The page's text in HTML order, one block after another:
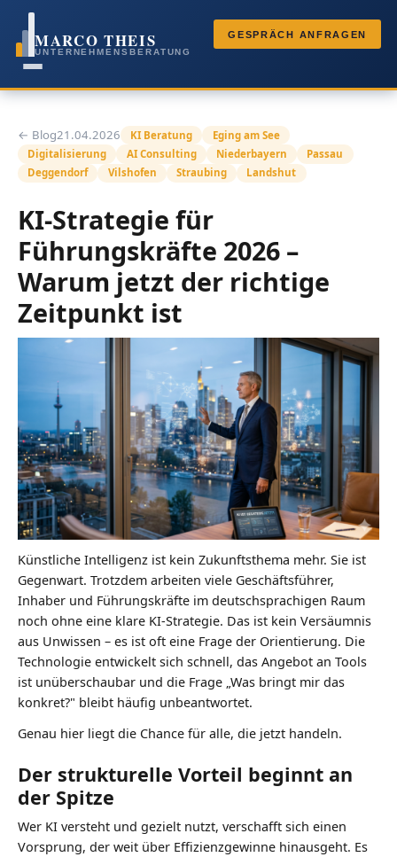
MARCO THEIS
UNTERNEHMENSBERATUNG
GESPRÄCH ANFRAGEN
← Blog21.04.2026 KI Beratung
Eging am See
Digitalisierung
AI Consulting Niederbayern
Passau
Deggendorf
Vilshofen Straubing Landshut
KI-Strategie für
Führungskräfte 2026 –
Warum jetzt der richtige
Zeitpunkt ist
Künstliche Intelligenz ist kein Zukunftsthema mehr. Sie ist
Gegenwart. Trotzdem arbeiten viele Geschäftsführer,
Inhaber und Führungskräfte im deutschsprachigen Raum
noch ohne eine klare KI-Strategie. Das ist kein Versäumnis
aus Unwissen – es ist oft eine Frage der Orientierung. Die
Technologie entwickelt sich schnell, das Angebot an Tools
ist unüberschaubar und die Frage „Was bringt mir das
konkret?" bleibt häufig unbeantwortet.
Genau hier liegt die Chance für alle, die jetzt handeln.
Der strukturelle Vorteil beginnt an
der Spitze
Wer KI versteht und gezielt nutzt, verschafft sich einen
Vorsprung, der weit über Effizienzgewinne hinausgeht. Es